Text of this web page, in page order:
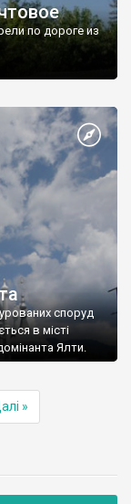
по дороге из
споруд
в місті
Ялти.
»